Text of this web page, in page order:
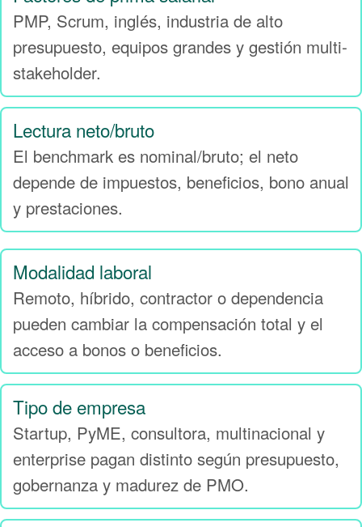
PMP, Scrum, inglés, industria de alto
presupuesto, equipos grandes y gestión multi-
stakeholder.
Lectura neto/bruto
El benchmark es nominal/bruto; el neto
depende de impuestos, beneficios, bono anual
y prestaciones.
Modalidad laboral
Remoto, híbrido, contractor o dependencia
pueden cambiar la compensación total y el
acceso a bonos o beneficios.
Tipo de empresa
Startup, PyME, consultora, multinacional y
enterprise pagan distinto según presupuesto,
gobernanza y madurez de PMO.